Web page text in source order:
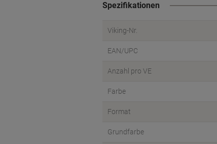
Spezifikationen
Viking-Nr.
EAN/UPC
Anzahl pro VE
Farbe
Format
Grundfarbe